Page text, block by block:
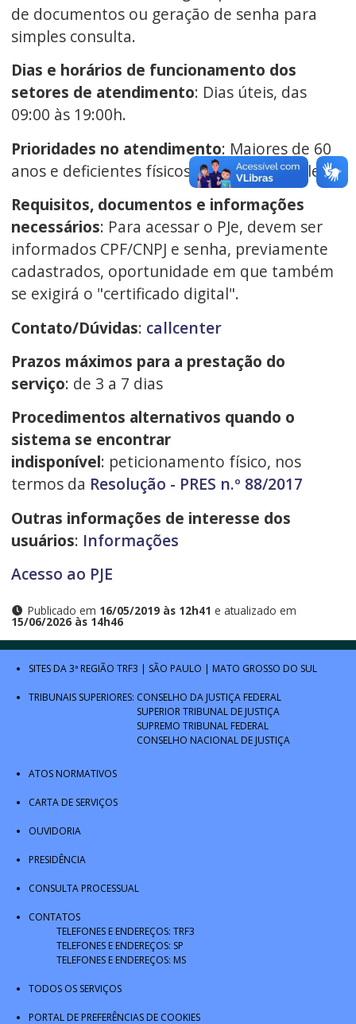
de documentos ou geração de senha para
simples consulta.
Dias e horários de funcionamento dos
setores de atendimento: Dias úteis, das
09:00 às 19:00h.
Prioridades no atendimento: Maiores de 60
anos e deficientes físicos, nos termos da lei.
Requisitos, documentos e informações
necessários: Para acessar o PJe, devem ser
informados CPF/CNPJ e senha, previamente
cadastrados, oportunidade em que também
se exigirá o "certificado digital".
Contato/Dúvidas: callcenter
Prazos máximos para a prestação do
serviço: de 3 a 7 dias
Procedimentos alternativos quando o
sistema se encontrar
indisponível: peticionamento físico, nos
termos da Resolução - PRES n.º 88/2017
Outras informações de interesse dos
usuários: Informações
Acesso ao PJE
Publicado em 16/05/2019 às 12h41 e atualizado em
15/06/2026 às 14h46
SITES DA 3ª REGIÃO TRF3 | SÃO PAULO | MATO GROSSO DO SUL
TRIBUNAIS SUPERIORES: CONSELHO DA JUSTIÇA FEDERAL
SUPERIOR TRIBUNAL DE JUSTIÇA
SUPREMO TRIBUNAL FEDERAL
CONSELHO NACIONAL DE JUSTIÇA
ATOS NORMATIVOS
CARTA DE SERVIÇOS
OUVIDORIA
PRESIDÊNCIA
CONSULTA PROCESSUAL
CONTATOS
TELEFONES E ENDEREÇOS: TRF3
TELEFONES E ENDEREÇOS: SP
TELEFONES E ENDEREÇOS: MS
TODOS OS SERVIÇOS
PORTAL DE PREFERÊNCIAS DE COOKIES